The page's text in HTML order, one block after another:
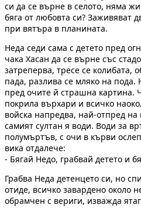
си да се върне в селото, няма
бяга от любовта си? Заживяват
при вятъра в планината.
Неда седи сама с детето пред
чака Хасан да се върне със
затреперва, тресе се колибата,
пада, разлива се мляко на
пред очите й страшна картина.
покрила върхари и всичко
войска напредва, най-отпред на
самият султан я води. Води за
полумъртъв, с очи в кърви
вика отдалече:
- Бягай Недо, грабвай детето и
Грабва Неда детенцето си, но
отиде, всичко завардено около
обрамчен с вериги, изважда